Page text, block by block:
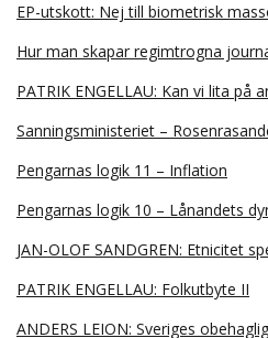
EP-utskott: Nej till biometrisk
Hur man skapar regimtrogna
PATRIK ENGELLAU: Kan vi lita på
Sanningsministeriet –
Pengarnas logik 11 – Inflation
Pengarnas logik 10 – Lånandets
JAN-OLOF SANDGREN: Etnicitet
PATRIK ENGELLAU: Folkutbyte II
ANDERS LEION: Sveriges